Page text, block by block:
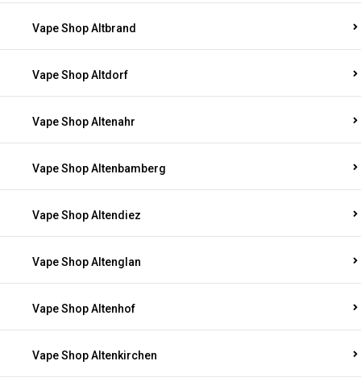
Vape Shop Altbrand
Vape Shop Altdorf
Vape Shop Altenahr
Vape Shop Altenbamberg
Vape Shop Altendiez
Vape Shop Altenglan
Vape Shop Altenhof
Vape Shop Altenkirchen